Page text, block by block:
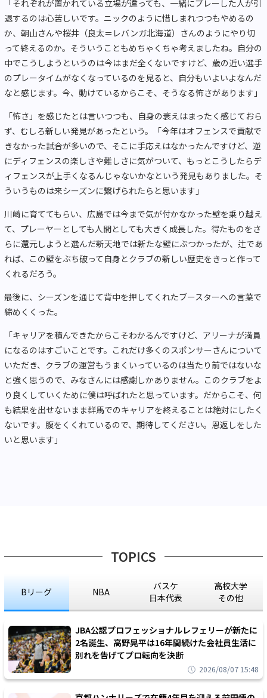
「それぞれが置かれている立場が違っても、一緒にプレーした人が引
退するのは心苦しいです。ニックのように惜しまれつつもやめるの
か、朝山さんや桜井（良太＝レバンガ北海道）さんのようにやり切
って終えるのか。そういうこともめちゃくちゃ考えましたね。自分の
中でこうしようというのは今はまだ全くないですけど、歳の近い選手
のプレータイムがなくなっているのを見ると、自分もいよいよなんだ
なと感じます。今、動けているからこそ、そうなる怖さがあります」
「怖さ」を感じたとは言いつつも、自身の衰えはまったく感じておら
ず、むしろ新しい発見があったという。「今年はオフェンスで貢献で
きなかった試合が多いので、そこに手応えはなかったんですけど、逆
にディフェンスの楽しさや難しさに気がついて、もっとこうしたらデ
ィフェンスが上手くなるんじゃないかなという発見もありました。そ
ういうものは来シーズンに繋げられたらと思います」
川崎に育ててもらい、広島では今まで気が付かなかった壁を乗り越え
て、プレーヤーとしても人間としても大きく成長した。得たものをさ
らに還元しようと選んだ新天地では新たな壁にぶつかったが、辻であ
れば、この壁をぶち破って自身とクラブの新しい歴史をきっと作って
くれるだろう。
最後に、シーズンを通じて背中を押してくれたブースターへの言葉で
締めくくった。
「キャリアを積んできたからこそわかるんですけど、アリーナが満員
になるのはすごいことです。これだけ多くのスポンサーさんについて
いただき、クラブの運営もうまくいっているのは当たり前ではないな
と強く思うので、みなさんには感謝しかありません。このクラブをよ
り良くしていくために僕は呼ばれたと思っています。だからこそ、何
も結果を出せないまま群馬でのキャリアを終えることは絶対にしたく
ないです。腹をくくれているので、期待してください。恩返しをした
いと思います」
TOPICS
Bリーグ NBA
バスケ
日本代表
高校大学
その他
JBA公認プロフェッショナルレフェリーが新たに
2名誕生、高野晃平は16年間続けた会社員生活に
別れを告げてプロ転向を決断
2026/08/07 15:48